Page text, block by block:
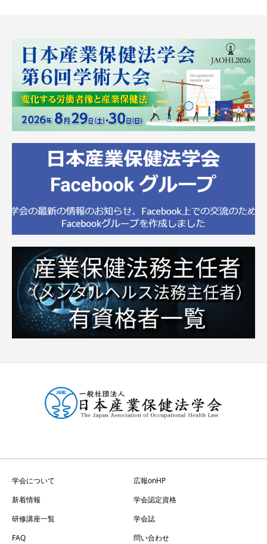
学会について
広報onHP
新着情報
学会認定資格
研修講座一覧
学会誌
FAQ
問い合わせ